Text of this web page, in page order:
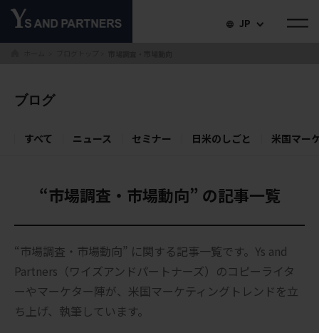
JP
ブログ
すべて ニュース セミナー 日米のしごと 米国マー
“市場調査・市場動向” の記事一覧
“市場調査・市場動向” に関する記事一覧です。Ys and
Partners（ワイズアンドパートナーズ）のコピーライタ
ーやマーケター陣が、米国マーケティングトレンドを立
ち上げ、執筆しています。